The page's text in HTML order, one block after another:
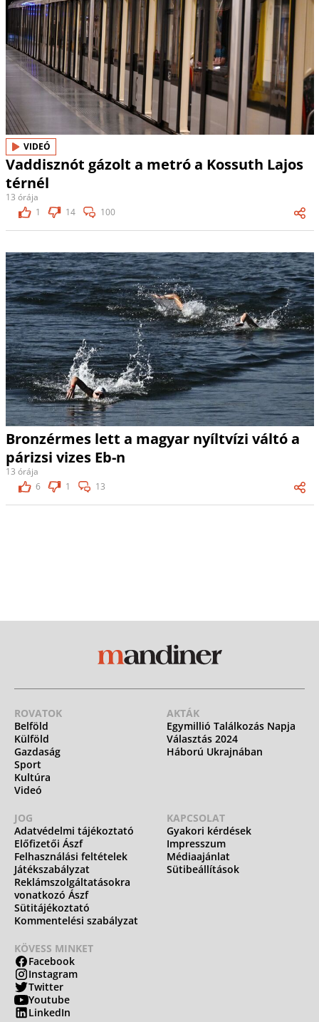
VIDEÓ
Vaddisznót gázolt a metró a Kossuth Lajos
térnél
13 órája
1
14 100
Bronzérmes lett a magyar nyíltvízi váltó a
párizsi vizes Eb-n
13 órája
6
1 13
ROVATOK
Belföld
Külföld
Gazdaság
Sport
Kultúra
Videó
AKTÁK
Egymillió Találkozás Napja
Választás 2024
Háború Ukrajnában
JOG
Adatvédelmi tájékoztató
Előfizetői Ászf
Felhasználási feltételek
Játékszabályzat
Reklámszolgáltatásokra
vonatkozó Ászf
Sütitájékoztató
Kommentelési szabályzat
KAPCSOLAT
Gyakori kérdések
Impresszum
Médiaajánlat
Sütibeállítások
KÖVESS MINKET
Facebook
Instagram
Twitter
Youtube
LinkedIn